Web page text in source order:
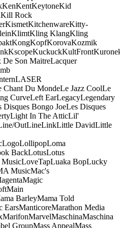
KenKentKeytoneKid
Kill Rock
KismetKitchenwareKitty-
KlimtKling KlangKling
KongKopfKorovaKozmik
KscopeKuckuckKultFront
De Son MaitreLacquer
LASER
Chant Du MondeLe Jazz CoolLe
CurveLeft EarLegacyLegendary
Disques Bongo JoeLes Disques
Light In The AtticLil'
OutLineLinkLittle DavidLittle
LogoLollipopLoma
BackLotusLotus
LoveTapLuaka BopLucky
MusicMac's
Magic
Main
BarleyMama Told
EarsManticoreMarathon Media
MarifonMarvelMaschinaMaschina
GroupMass AppealMass